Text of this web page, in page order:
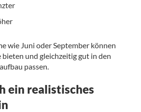
wie Juni oder September können
und gleichzeitig gut in den
passen.
ein realistisches